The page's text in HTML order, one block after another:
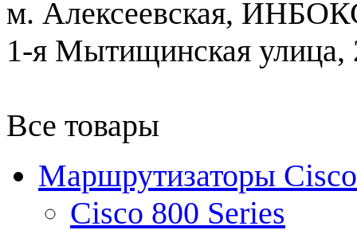
м. Алексеевская,
1-я Мытищинская улица,
Все товары
Маршрутизаторы Cisco
Cisco 800 Series